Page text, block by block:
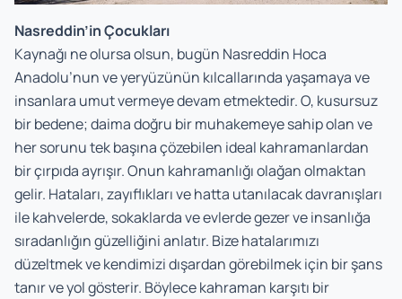
Nasreddin’in Çocukları
Kaynağı ne olursa olsun, bugün Nasreddin Hoca
Anadolu’nun ve yeryüzünün kılcallarında yaşamaya ve
insanlara umut vermeye devam etmektedir. O, kusursuz
bir bedene; daima doğru bir muhakemeye sahip olan ve
her sorunu tek başına çözebilen ideal kahramanlardan
bir çırpıda ayrışır. Onun kahramanlığı olağan olmaktan
gelir. Hataları, zayıflıkları ve hatta utanılacak davranışları
ile kahvelerde, sokaklarda ve evlerde gezer ve insanlığa
sıradanlığın güzelliğini anlatır. Bize hatalarımızı
düzeltmek ve kendimizi dışardan görebilmek için bir şans
tanır ve yol gösterir. Böylece kahraman karşıtı bir